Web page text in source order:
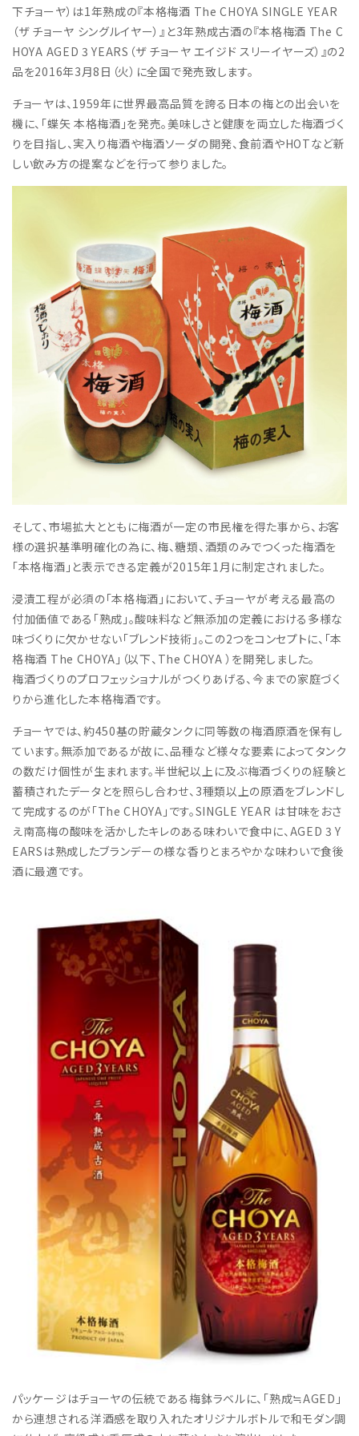
下チョーヤ）は1年熟成の『本格梅酒 The CHOYA SINGLE YEAR
（ザ チョーヤ シングルイヤー）』と3年熟成古酒の『本格梅酒 The C
HOYA AGED 3 YEARS（ザ チョーヤ エイジド スリーイヤーズ）』の2
品を2016年3月8日（火）に全国で発売致します。
チョーヤは、1959年に世界最高品質を誇る日本の梅との出会いを
機に、「蝶矢 本格梅酒」を発売。美味しさと健康を両立した梅酒づく
りを目指し、実入り梅酒や梅酒ソーダの開発、食前酒やHOTなど新
しい飲み方の提案などを行って参りました。
そして、市場拡大とともに梅酒が一定の市民権を得た事から、お客
様の選択基準明確化の為に、梅、糖類、酒類のみでつくった梅酒を
「本格梅酒」と表示できる定義が2015年1月に制定されました。
浸漬工程が必須の「本格梅酒」において、チョーヤが考える最高の
付加価値である「熟成」。酸味料など無添加の定義における多様な
味づくりに欠かせない「ブレンド技術」。この2つをコンセプトに、「本
格梅酒 The CHOYA」（以下、The CHOYA ）を開発しました。
梅酒づくりのプロフェッショナルがつくりあげる、今までの家庭づく
りから進化した本格梅酒です。
チョーヤでは、約450基の貯蔵タンクに同等数の梅酒原酒を保有し
ています。無添加であるが故に、品種など様々な要素によってタンク
の数だけ個性が生まれます。半世紀以上に及ぶ梅酒づくりの経験と
蓄積されたデータとを照らし合わせ、3種類以上の原酒をブレンドし
て完成するのが「The CHOYA」です。SINGLE YEAR は甘味をおさ
え南高梅の酸味を活かしたキレのある味わいで食中に、AGED 3 Y
EARSは熟成したブランデーの様な香りとまろやかな味わいで食後
酒に最適です。
パッケージはチョーヤの伝統である梅鉢ラベルに、「熟成≒AGED」
から連想される洋酒感を取り入れたオリジナルボトルで和モダン調